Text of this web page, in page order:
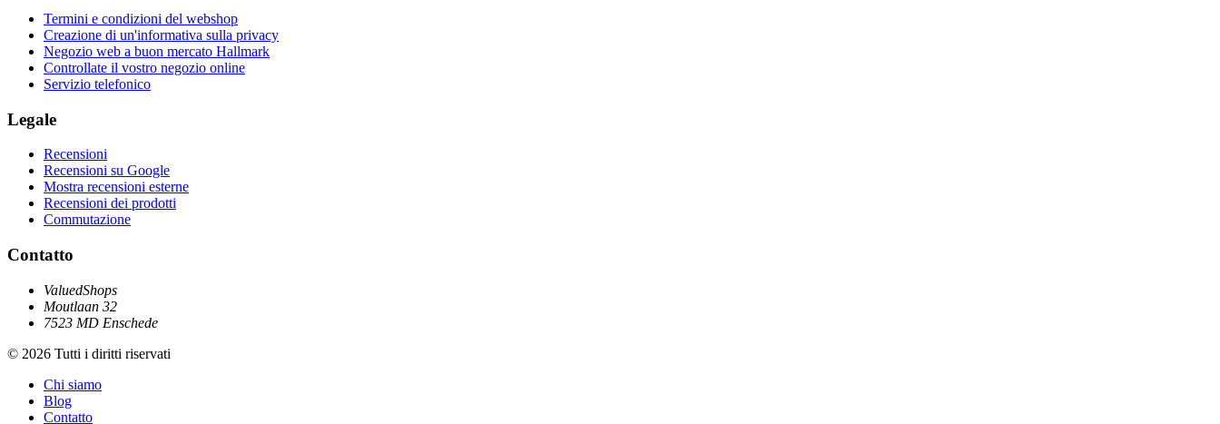
Termini e condizioni del webshop
Creazione di un'informativa sulla privacy
Negozio web a buon mercato Hallmark
Controllate il vostro negozio online
Servizio telefonico
Legale
Recensioni
Recensioni su Google
Mostra recensioni esterne
Recensioni dei prodotti
Commutazione
Contatto
ValuedShops
Moutlaan 32
7523 MD Enschede
© 2026 Tutti i diritti riservati
Chi siamo
Blog
Contatto